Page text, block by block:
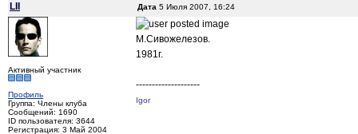
LII
Дата 5 Июля 2007, 16:24
Активный участник
Профиль
Группа: Члены клуба
Сообщений: 1690
ID пользователя: 3644
Регистрация: 3 Май 2004
М.Сивожелезов.
1981г.
--------------------
Igor